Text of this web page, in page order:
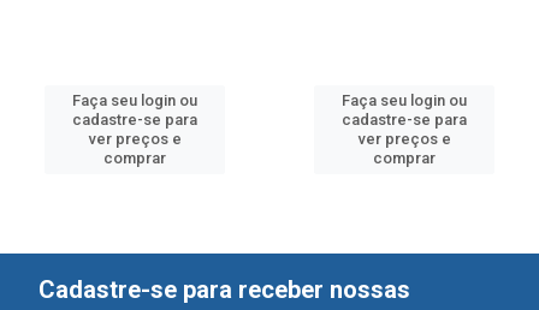
Faça seu login ou
cadastre-se para
ver preços e
comprar
Faça seu login ou
cadastre-se para
ver preços e
comprar
Cadastre-se para receber nossas